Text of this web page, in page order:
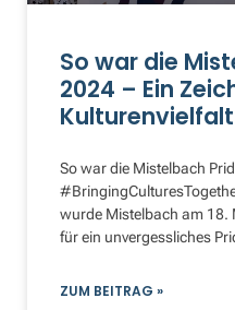
So war die
2024 – Ein
Kulturenvielfalt
So war die Mistelbach
wurde Mistelbach am 18.
für ein unvergessliches
ZUM BEITRAG »